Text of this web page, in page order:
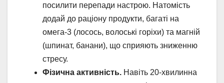
посилити перепади настрою. Натомість
додай до раціону продукти, багаті на
омега-3 (лосось, волоські горіхи) та магній
(шпинат, банани), що сприяють зниженню
стресу.
Фізична активність. Навіть 20-хвилинна